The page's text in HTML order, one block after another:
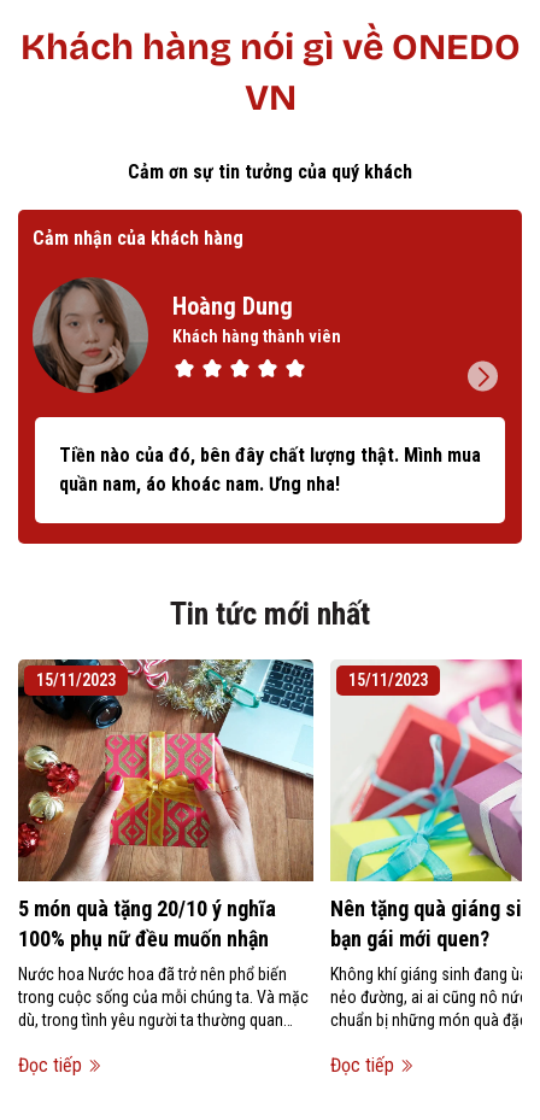
Khách hàng nói gì về ONEDO
VN
Cảm ơn sự tin tưởng của quý khách
Cảm nhận của khách hàng
Hoàng Dung
Khách hàng thành viên
Tiền nào của đó, bên đây chất lượng thật. Mình mua
quần nam, áo khoác nam. Ưng nha!
Tin tức mới nhất
15/11/2023
5 món quà tặng 20/10 ý nghĩa
100% phụ nữ đều muốn nhận
Nước hoa Nước hoa đã trở nên phổ biến
trong cuộc sống của mỗi chúng ta. Và mặc
dù, trong tình yêu người ta thường quan
Đọc tiếp
15/11/2023
Nên tặng quà giáng
bạn gái mới quen?
Không khí giáng sinh đang ùa
nẻo đường, ai ai cũng nô nức
chuẩn bị những món quà đặc
Đọc tiếp